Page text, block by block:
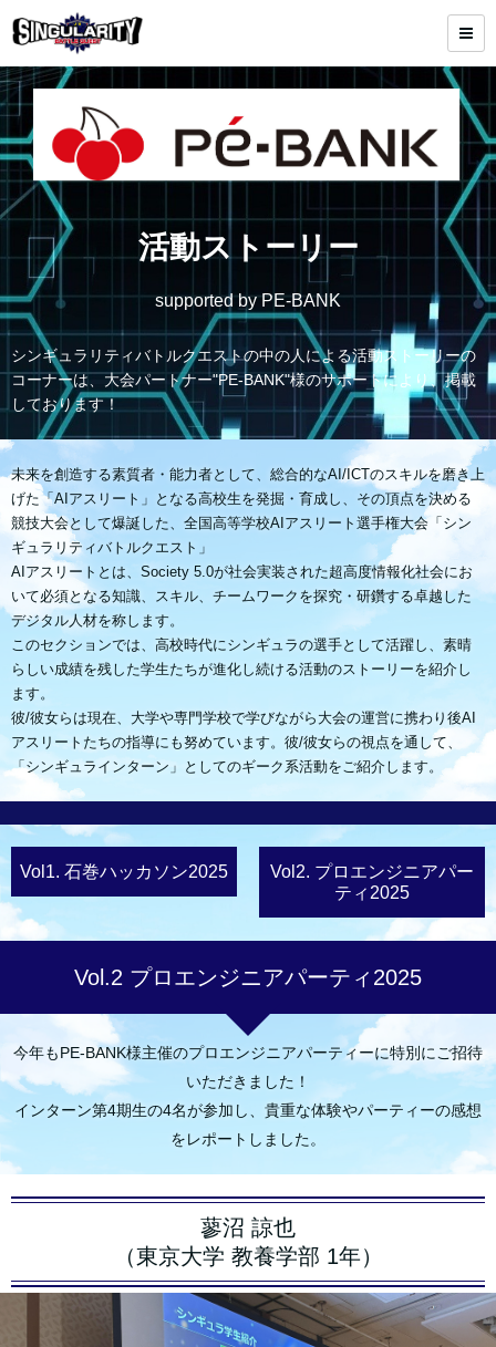
活動ストーリー
supported by PE-BANK
シンギュラリティバトルクエストの中の人による活動ストーリーの
コーナーは、大会パートナー"PE-BANK"様のサポートにより、掲載
しております！
未来を創造する素質者・能力者として、総合的なAI/ICTのスキルを磨き上
げた「AIアスリート」となる高校生を発掘・育成し、その頂点を決める
競技大会として爆誕した、全国高等学校AIアスリート選手権大会「シン
ギュラリティバトルクエスト」
AIアスリートとは、Society 5.0が社会実装された超高度情報化社会にお
いて必須となる知識、スキル、チームワークを探究・研鑽する卓越した
デジタル人材を称します。
このセクションでは、高校時代にシンギュラの選手として活躍し、素晴
らしい成績を残した学生たちが進化し続ける活動のストーリーを紹介し
ます。
彼/彼女らは現在、大学や専門学校で学びながら大会の運営に携わり後AI
アスリートたちの指導にも努めています。彼/彼女らの視点を通して、
「シンギュラインターン」としてのギーク系活動をご紹介します。
Vol1. 石巻ハッカソン2025
Vol2. プロエンジニアパー
ティ2025
Vol.2 プロエンジニアパーティ2025
今年もPE-BANK様主催のプロエンジニアパーティーに特別にご招待
いただきました！
インターン第4期生の4名が参加し、貴重な体験やパーティーの感想
をレポートしました。
蓼沼 諒也
（東京大学 教養学部 1年）